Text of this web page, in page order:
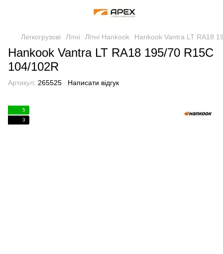
Легкогрузові Літні Літні Hankook Hankook Vantra LT RA18
Hankook Vantra LT RA18 195/70 R15C
104/102R
Артикул: 265525 Написати відгук
5
3